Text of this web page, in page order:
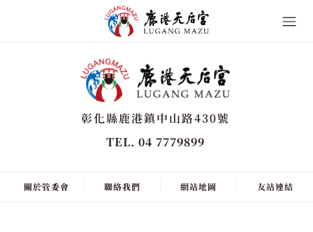
彰化縣鹿港鎮中山路430號
TEL. 04 7779899
關於管委會 聯絡我們 網站地圖 友站連結